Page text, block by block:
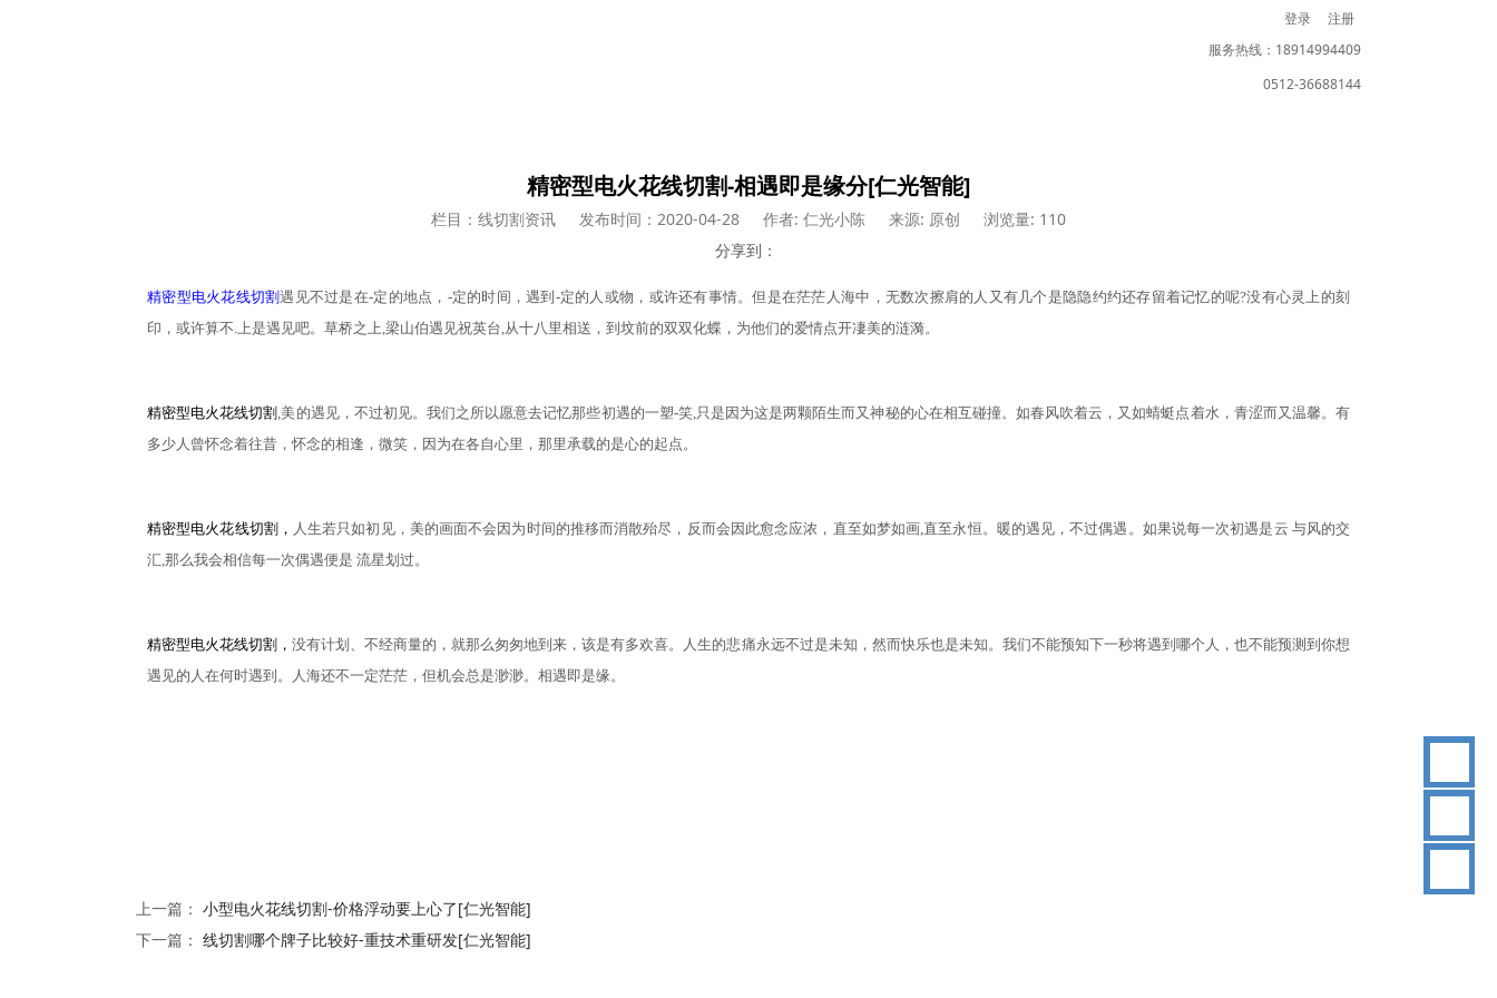
登录
注册
服务热线：18914994409
0512-36688144
精密型电火花线切割-相遇即是缘分[仁光智能]
栏目：线切割资讯 发布时间：2020-04-28 作者: 仁光小陈 来源: 原创
浏览量: 110
分享到：
精密型电火花线切割遇见不过是在-定的地点，-定的时间，遇到-定的人或物，或许还有事情。但是在茫茫人海中，无数次擦肩的人又有几个是隐隐约约还存留着记忆的呢?没有心灵上的刻
印，或许算不.上是遇见吧。草桥之上,梁山伯遇见祝英台,从十八里相送，到坟前的双双化蝶，为他们的爱情点开凄美的涟漪。
精密型电火花线切割 ,美的遇见，不过初见。我们之所以愿意去记忆那些初遇的一塑-笑,只是因为这是两颗陌生而又神秘的心在相互碰撞。如春风吹着云，又如蜻蜓点着水，青涩而又温馨。有
多少人曾怀念着往昔，怀念的相逢，微笑，因为在各自心里，那里承载的是心的起点。
精密型电火花线切割， 人生若只如初见，美的画面不会因为时间的推移而消散殆尽，反而会因此愈念应浓，直至如梦如画,直至永恒。暖的遇见，不过偶遇。如果说每一次初遇是云 与风的交
汇,那么我会相信每一次偶遇便是 流星划过。
精密型电火花线切割，没有计划、不经商量的，就那么匆匆地到来，该是有多欢喜。人生的悲痛永远不过是未知，然而快乐也是未知。我们不能预知下一秒将遇到哪个人，也不能预测到你想
遇见的人在何时遇到。人海还不一定茫茫，但机会总是渺渺。相遇即是缘。
上一篇： 小型电火花线切割-价格浮动要上心了[仁光智能]
下一篇： 线切割哪个牌子比较好-重技术重研发[仁光智能]